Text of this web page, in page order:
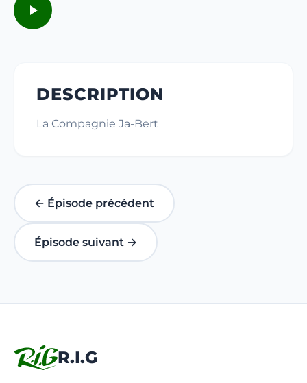
DESCRIPTION
La Compagnie Ja-Bert
← Épisode précédent
Épisode suivant →
R.I.G